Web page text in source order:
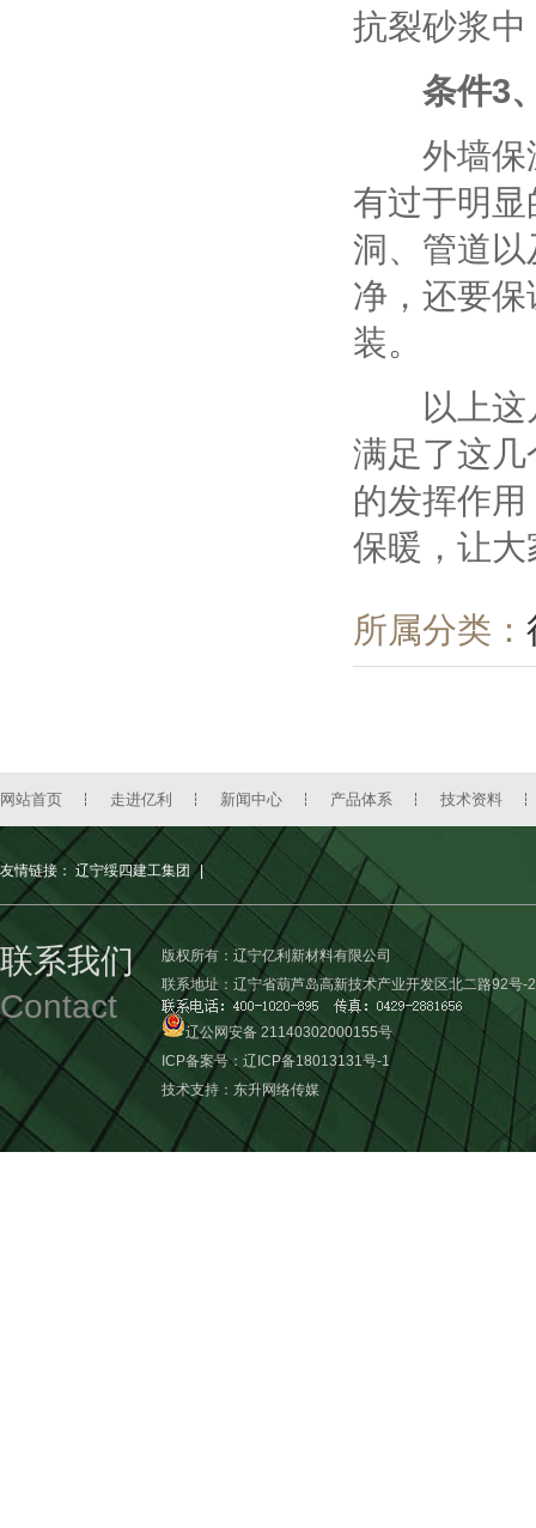
抗裂砂浆
条件3
外墙保温
有过于明
洞、管道
净，还要
装。
以上这几
满足了这
的发挥作
保暖，让
所属分类：
网站首页 走进亿利 新闻中心 产品体系 技术资料
友情链接： 辽宁绥四建工集团 |
联系我们
Contact
版权所有：辽宁亿利新材料有限公司
联系地址：辽宁省葫芦岛高新技术产业开发区北二路92号-2
辽公网安备 21140302000155号
ICP备案号： 辽ICP备18013131号-1
技术支持： 东升网络传媒